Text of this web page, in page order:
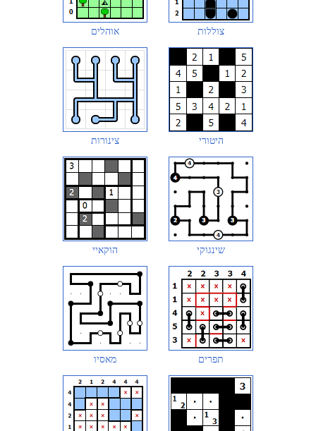
אוהלים צוללות
צינורות היטורי
הוקאיי שינגוקי
מאסיו תפרים